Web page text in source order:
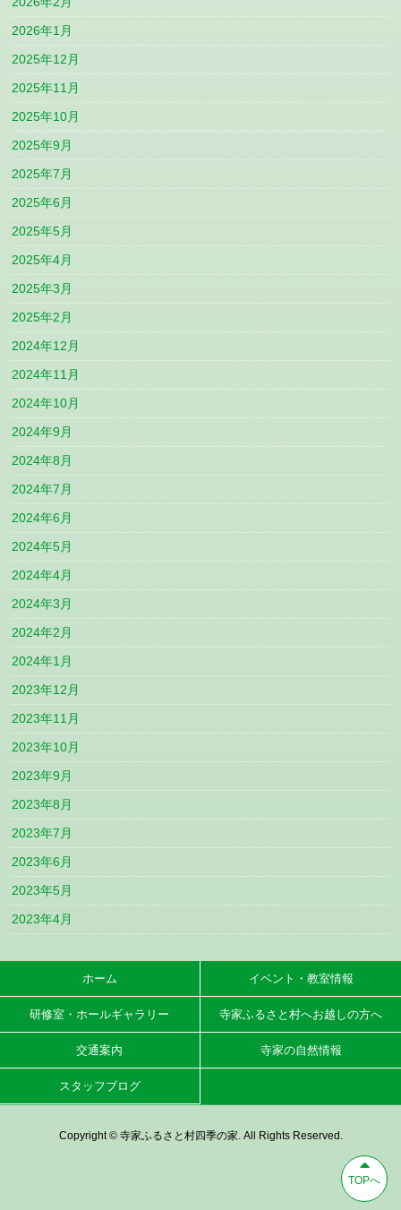
2026年1月
2025年12月
2025年11月
2025年10月
2025年9月
2025年7月
2025年6月
2025年5月
2025年4月
2025年3月
2025年2月
2024年12月
2024年11月
2024年10月
2024年9月
2024年8月
2024年7月
2024年6月
2024年5月
2024年4月
2024年3月
2024年2月
2024年1月
2023年12月
2023年11月
2023年10月
2023年9月
2023年8月
2023年7月
2023年6月
2023年5月
2023年4月
TOPへ
ホーム イベント・教室情報
研修室・ホールギャラリー 寺家ふるさと村へお越しの方へ
交通案内 寺家の自然情報
スタッフブログ
Copyright © 寺家ふるさと村四季の家. All Rights Reserved.